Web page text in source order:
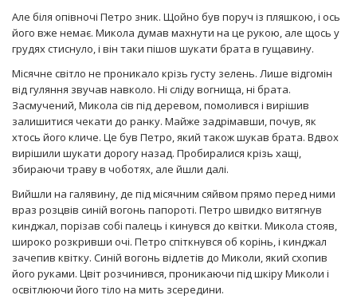
Але біля опівночі Петро зник. Щойно був поруч із пляшкою, і ось
його вже немає. Микола думав махнути на це рукою, але щось у
грудях стиснуло, і він таки пішов шукати брата в гущавину.
Місячне світло не проникало крізь густу зелень. Лише відгомін
від гуляння звучав навколо. Ні сліду вогнища, ні брата.
Засмучений, Микола сів під деревом, помолився і вирішив
залишитися чекати до ранку. Майже задрімавши, почув, як
хтось його кличе. Це був Петро, який також шукав брата. Вдвох
вирішили шукати дорогу назад. Пробиралися крізь хащі,
збираючи траву в чоботях, але йшли далі.
Вийшли на галявину, де під місячним сяйвом прямо перед ними
враз розцвів синій вогонь папороті. Петро швидко витягнув
кинджал, порізав собі палець і кинувся до квітки. Микола стояв,
широко розкривши очі. Петро спіткнувся об корінь, і кинджал
зачепив квітку. Синій вогонь відлетів до Миколи, який схопив
його руками. Цвіт розчинився, проникаючи під шкіру Миколи і
освітлюючи його тіло на мить зсередини.